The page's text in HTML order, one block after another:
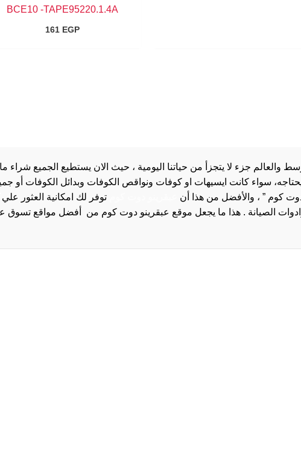
BCE10 -TAPE95220.1.4A
161 EGP
جزء لا يتجزأ من حياتنا اليومية ، حيث الان يستطيع الجميع شراء
سواء كانت ايسيهات او كوفات ونواقص الكوفات وبدائل الكوفات أو
كوم ” ، والأفضل من هذا أن
توفر لك امكانية العثور